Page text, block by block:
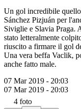
Un gol incredibile
Sánchez Pizjuán per
Siviglie e Slavia Praga.
stato letteralmente
riuscito a firmare il gol
Una vera beffa Vaclik,
anche fatto male.
07 Mar 2019 - 20:03
07 Mar 2019 - 20:03
4 foto